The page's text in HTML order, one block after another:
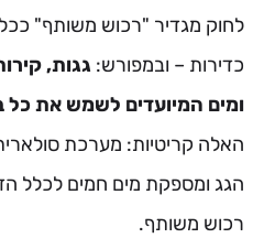
לחוק מגדיר "רכוש משותף"
כדירות – ובמפורש: גגות,
ומים המיועדים לשמש את כל
האלה קריטיות: מערכת
הגג ומספקת מים חמים לכלל
רכוש משותף.